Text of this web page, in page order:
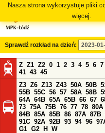
Nasza strona wykorzystuje pliki
więcej.
Sprawdź rozkład na dzień:
Z Z1 Z2 0 1 2 3 4 5 6 7
41 43 45
Z3 Z6 Z13 Z43 50A 50B
55B 55C 56 57 58A 58B
64A 64B 65A 65B 66 67
73 75A 75B 76 77 78 80A
84B 85A 85B 86 87A 87B
91C 92A 92B 93 94 96
G1 G2 H
W